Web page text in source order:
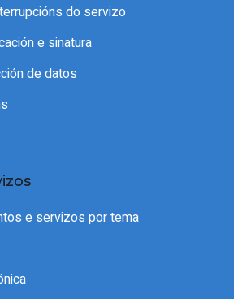
do servizo
e sinatura
de datos
e servizos por tema